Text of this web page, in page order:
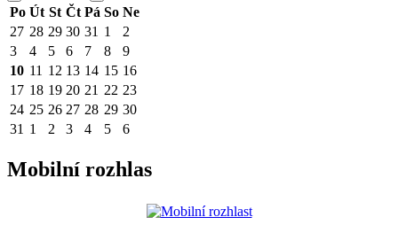
Po Út St Čt Pá So Ne
27 28 29 30 31 1
2
3
4 5 6 7 8
9
10 11 12 13 14 15 16
17 18 19 20 21 22 23
24 25 26 27 28 29 30
31 1 2 3 4 5 6
Mobilní rozhlas